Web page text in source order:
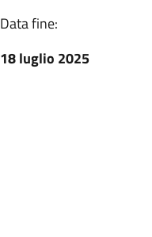
Data fine:
18 luglio 2025